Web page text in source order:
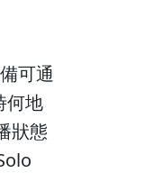
可通
何地
狀態